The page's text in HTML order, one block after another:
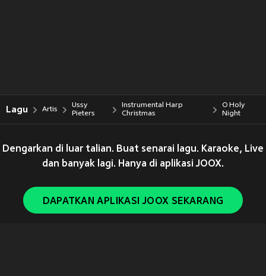
Lagu Artis
Ussy
Pieters
Instrumental Harp
Christmas
O Holy
Night
Dengarkan di luar talian. Buat senarai lagu. Karaoke, Live
dan banyak lagi. Hanya di aplikasi JOOX.
DAPATKAN APLIKASI JOOX SEKARANG